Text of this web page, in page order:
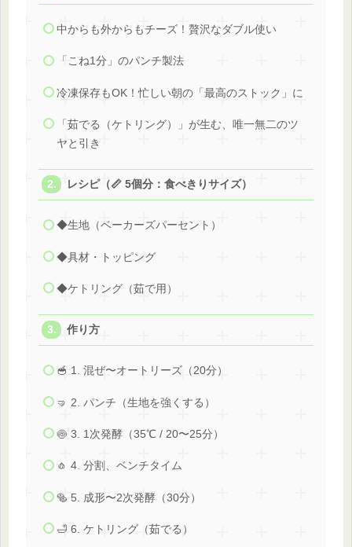
中からも外からもチーズ！贅沢なダブル使い
「こね1分」のパンチ製法
冷凍保存もOK！忙しい朝の「最高のストック」に
「茹でる（ケトリング）」が生む、唯一無二のツ
ヤと引き
レシピ（📏 5個分：食べきりサイズ）
◆生地（ベーカーズパーセント）
◆具材・トッピング
◆ケトリング（茹で用）
作り方
🥣 1. 混ぜ〜オートリーズ（20分）
🤜 2. パンチ（生地を強くする）
🍥 3. 1次発酵（35℃ / 20〜25分）
🧄 4. 分割、ベンチタイム
🥯 5. 成形〜2次発酵（30分）
🛁 6. ケトリング（茹でる）